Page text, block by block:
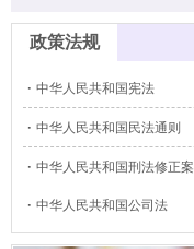
政策法规
中华人民共和国宪法
中华人民共和国民法通则
中华人民共和国刑法修正案
中华人民共和国公司法